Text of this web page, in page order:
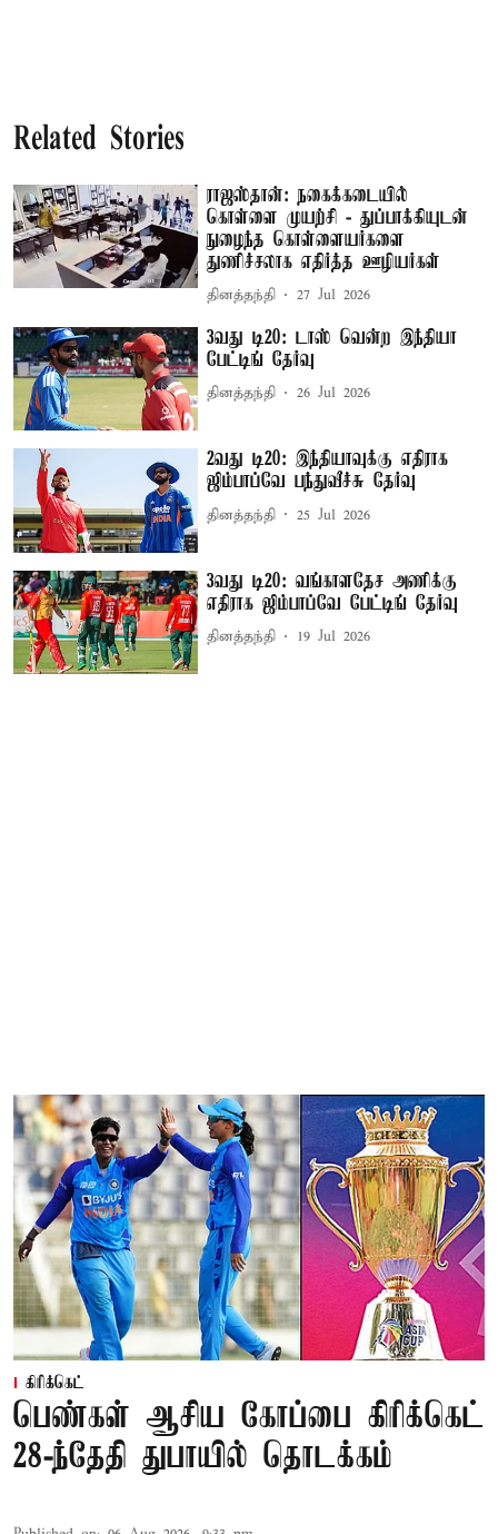
Related Stories
ராஜஸ்தான்: நகைக்கடையில்
கொள்ளை முயற்சி - துப்பாக்கியுடன்
நுழைந்த கொள்ளையர்களை
துணிச்சலாக எதிர்த்த ஊழியர்கள்
தினத்தந்தி 27 Jul 2026
3வது டி20: டாஸ் வென்ற இந்தியா
பேட்டிங் தேர்வு
தினத்தந்தி 26 Jul 2026
2வது டி20: இந்தியாவுக்கு எதிராக
ஜிம்பாப்வே பந்துவீச்சு தேர்வு
தினத்தந்தி 25 Jul 2026
3வது டி20: வங்காளதேச அணிக்கு
எதிராக ஜிம்பாப்வே பேட்டிங் தேர்வு
தினத்தந்தி 19 Jul 2026
கிரிக்கெட்
பெண்கள் ஆசிய கோப்பை கிரிக்கெட்
28-ந்தேதி துபாயில் தொடக்கம்